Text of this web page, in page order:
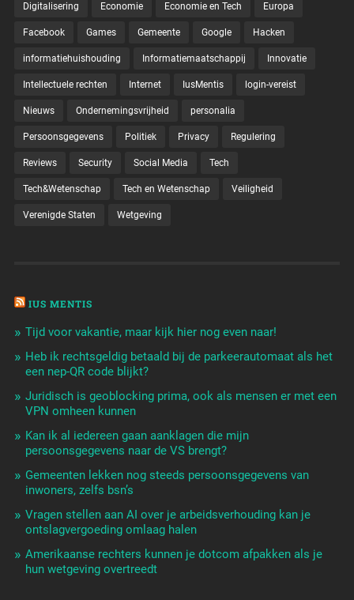
Digitalisering Economie Economie en Tech Europa
Facebook Games Gemeente Google Hacken
informatiehuishouding Informatiemaatschappij Innovatie
Intellectuele rechten Internet IusMentis login-vereist
Nieuws Ondernemingsvrijheid personalia
Persoonsgegevens Politiek Privacy Regulering
Reviews Security Social Media Tech
Tech&Wetenschap Tech en Wetenschap Veiligheid
Verenigde Staten Wetgeving
IUS MENTIS
Tijd voor vakantie, maar kijk hier nog even naar!
Heb ik rechtsgeldig betaald bij de parkeerautomaat als het
een nep-QR code blijkt?
Juridisch is geoblocking prima, ook als mensen er met een
VPN omheen kunnen
Kan ik al iedereen gaan aanklagen die mijn
persoonsgegevens naar de VS brengt?
Gemeenten lekken nog steeds persoonsgegevens van
inwoners, zelfs bsn’s
Vragen stellen aan AI over je arbeidsverhouding kan je
ontslagvergoeding omlaag halen
Amerikaanse rechters kunnen je dotcom afpakken als je
hun wetgeving overtreedt